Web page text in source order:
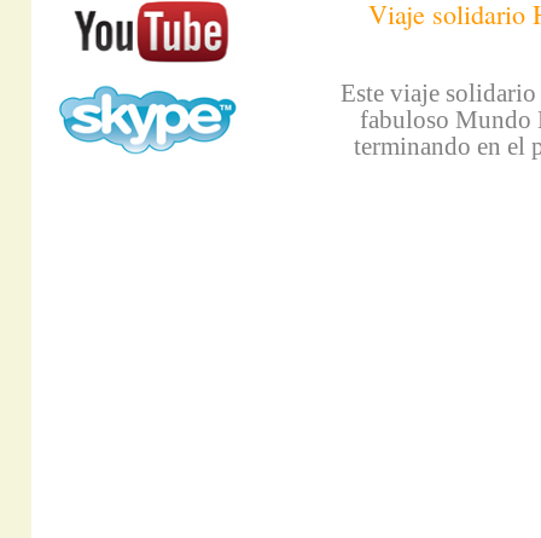
Viaje solidario
Este viaje
fabuloso Mundo
terminando en el